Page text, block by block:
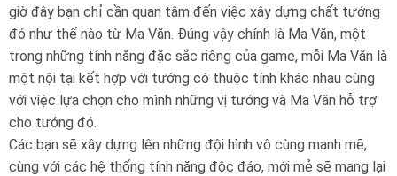
giờ đây bạn chỉ cần quan tâm đến việc xây dựng chất tướng
đó như thế nào từ Ma Văn. Đúng vậy chính là Ma Văn, một
trong những tính năng đặc sắc riêng của game, mỗi Ma Văn là
một nội tại kết hợp với tướng có thuộc tính khác nhau cùng
với việc lựa chọn cho mình những vị tướng và Ma Văn hỗ trợ
cho tướng đó.
Các bạn sẽ xây dựng lên những đội hình vô cùng mạnh mẽ,
cùng với các hệ thống tính năng độc đáo, mới mẻ sẽ mang lại